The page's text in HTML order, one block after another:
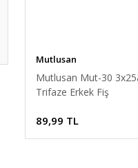
Mutlusan
Mutlusan Mut-30
Trifaze Erkek Fiş
89,99 TL